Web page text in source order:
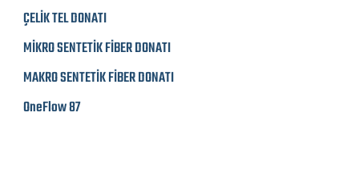
ÇELİK TEL DONATI
MİKRO SENTETİK FİBER DONATI
MAKRO SENTETİK FİBER DONATI
OneFlow 87